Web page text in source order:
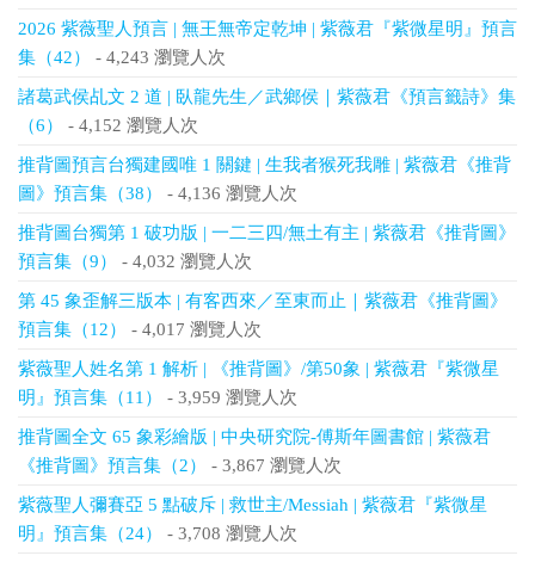
2026 紫薇聖人預言 | 無王無帝定乾坤 | 紫薇君『紫微星明』預言
集（42）
- 4,243 瀏覽人次
諸葛武侯乩文 2 道 | 臥龍先生／武鄉侯｜紫薇君《預言籤詩》集
（6）
- 4,152 瀏覽人次
推背圖預言台獨建國唯 1 關鍵 | 生我者猴死我雕 | 紫薇君《推背
圖》預言集（38）
- 4,136 瀏覽人次
推背圖台獨第 1 破功版 | 一二三四/無土有主 | 紫薇君《推背圖》
預言集（9）
- 4,032 瀏覽人次
第 45 象歪解三版本 | 有客西來／至東而止｜紫薇君《推背圖》
預言集（12）
- 4,017 瀏覽人次
紫薇聖人姓名第 1 解析 | 《推背圖》/第50象 | 紫薇君『紫微星
明』預言集（11）
- 3,959 瀏覽人次
推背圖全文 65 象彩繪版 | 中央研究院-傅斯年圖書館 | 紫薇君
《推背圖》預言集（2）
- 3,867 瀏覽人次
紫薇聖人彌賽亞 5 點破斥 | 救世主/Messiah | 紫薇君『紫微星
明』預言集（24）
- 3,708 瀏覽人次